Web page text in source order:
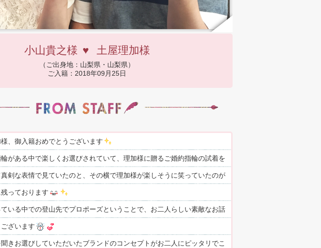
小山貴之様 ♥ 土屋理加様
（ご出身地：山梨県・山梨県）
ご入籍：2018年09月25日
、御入籍おめでとうございます
がある中で楽しくお選びされていて、理加様に贈るご婚約指輪の試着を
剣な表情で見ていたのと、その横で理加様が楽しそうに笑っていたのが
っております
いる中での登山先でプロポーズということで、お二人らしい素敵なお話
ざいます
きお選びしていただいたブランドのコンセプトがお二人にピッタリでこ